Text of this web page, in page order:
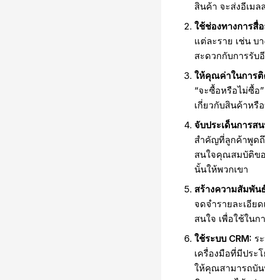
สินค้า จะส่งอีเม
ใช้ช่องทางการสื่
แต่ละราย เช่น บ
สะดวกกับการรับ
ให้คุณค่าในการ
“จะซื้อหรือไม่ซื้อ
เกี่ยวกับสินค้าหรื
จับประเด็นการส
สำคัญที่ลูกค้าพูดถึ
สนใจคุณสมบัติข
นั้นให้พวกเขา
สร้างความสัมพัน
จดจำรายละเอีย
สนใจ เพื่อใช้ใน
ใช้ระบบ CRM: ร
เครื่องมือที่มีประ
ให้คุณสามารถบัน